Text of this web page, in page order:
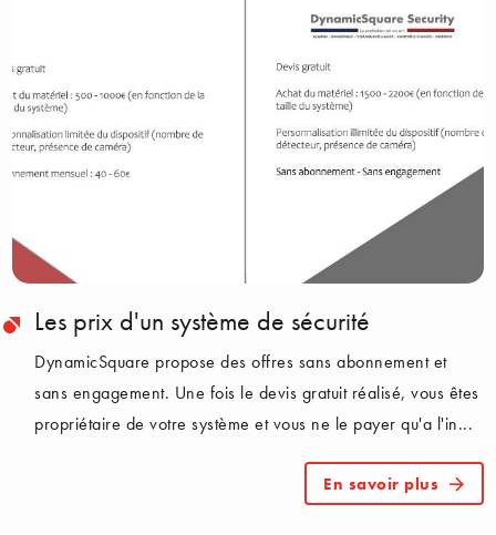
Les prix d'un système de sécurité
DynamicSquare propose des offres sans abonnement et
sans engagement. Une fois le devis gratuit réalisé, vous êtes
propriétaire de votre système et vous ne le payer qu'a l'in...
En savoir plus